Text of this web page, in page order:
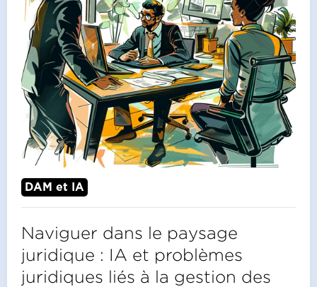
DAM et IA
Naviguer dans le paysage
juridique : IA et problèmes
juridiques liés à la gestion des